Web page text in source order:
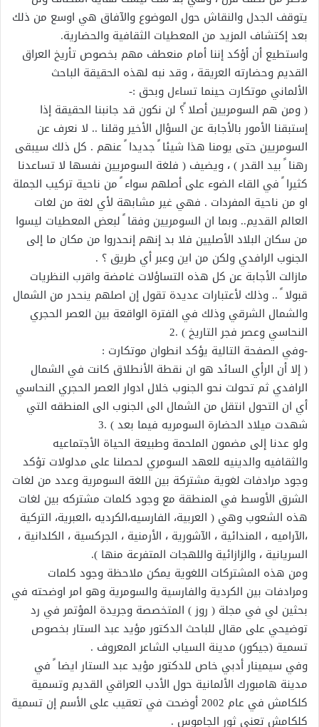
يتوقف الجدل والنقاش حول الموضوع والآفاق هي اوسع من ذلك
بعد إكتشاف المزيد من المعطيات الثقافية والحضارية.
واستطيع أن أؤكد إننا أمام منعطف مهم بخصوص تأريخ العراق
القديم وحضارته العريقة ، وقد نبه لهذه الحقيقة الباحث
الألماني موتكارت حينما تساءل وبحق :-
( ومن هم السومريين أصلا ً؟ لن نكون قد جانبنا الحقيقة إذا
إستبقنا الأمور بالأجابة عن السؤال الأخير وقلنا .. لا نعرف عن
السومريين حتى يومنا هذا شيئا ً جديدا ً عنهم . كل ذلك سيبقى
رهنا ً بيد القدر ) ، ويضيف ( فلغة السومريين نفسها لا تساعدنا
كثيرا ً في القاء الضوء على أصلهم سواء ً من ناحية تركيب الجملة
او من ناحية المفردات . فهي غير مشابهة لأي لغة من لغات
العالم القديم.. وبما ان السومريين وفقا ً لبعض المعطيات ليسوا
من سكان البلاد الأصليين فلا بد إنهم إنحدروا من مكان ما إلى
الجنوب الرافدي ولكن من اين وعبر أي طريق ؟ .
مازالت الأجابة عن كل هذه التساؤلات غامضة واقرب النظريات
قبولا ً .. وذلك لأعتبارات عديدة تقول إن اصلهم ينحدر من الشمال
والشمال الشرقي وذلك في الفترة الواقعة بين العصر الحجري
النحاسي وعصر فجر التاريخ ) .2
-وفي الصفحة التالية يؤكد انطوان موتكارت :
( إلا أن الرأي السائد هو ان نقطة الأنطلاق كانت في الشمال
الرافدي ثم تحولت نحو الجنوب خلال ادوار العصر الحجري النحاسي
أي ان التحول انتقل من الشمال الى الجنوب الى المنطقه التي
شهدت ميلاد الحضارة السومريه فيما بعد ) .3
ولو عدنا إلى مضمون الملحمة وطبيعة الحياة الأجتماعيه
والثقافيه والدينيه للعهد السومري لحصلنا على مدلولات تؤكد
وجود مرادفات لغوية مشتركة بين اللغة السومرية وعدد من لغات
الشرق الأوسط في المنطقة مع وجود كلمات مشتركه بين لغات
هذه الشعوب وهي ( العربية، الفارسيه،الكرديه ،العبرية، التركية
،الآراميه ، المندائية ، الآشورية ، الأرمنية ، الجركسية ، الكلدانية ،
السريانية ، والزازائية واللهجات المتفرعة منها ).
ومن هذه المشتركات اللغوية يمكن ملاحظة وجود كلمات
ومرادفات بين الكردية والفارسية والسومرية وهو امر اوضحته في
بحثين لي في مجلة ( روز ) المتخصصة وجريدة المؤتمر في رد
توضيحي على مقال للباحث الدكتور مؤيد عبد الستار بخصوص
تسمية (جيكور) مدينة السياب الشاعر المعروف .
وفي سيمينار أدبي خاص للدكتور مؤيد عبد الستار ايضا ً في
مدينة هامبورك الألمانية حول الأدب العراقي القديم وتسمية
كلكامش في عام 2002 أوضحت في تعقيب على الأسم إن تسمية
كلكامش تعني ثور الجاموس .